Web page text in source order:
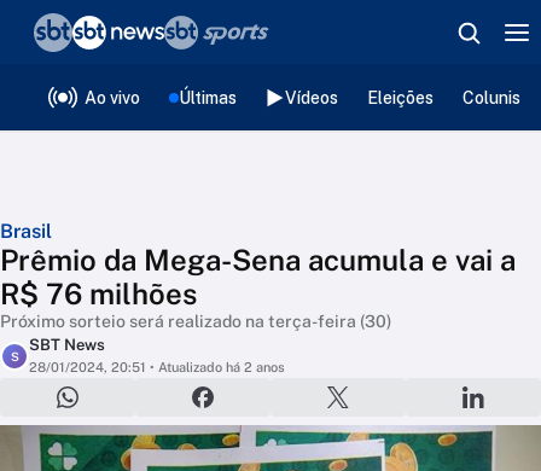
Ao vivo Últimas Vídeos Eleições
Brasil
Prêmio da Mega-Sena acumula e vai a
R$ 76 milhões
Próximo sorteio será realizado na terça-feira (30)
S
SBT News
28/01/2024, 20:51 • Atualizado há 2 anos
❮voltar
Editorias